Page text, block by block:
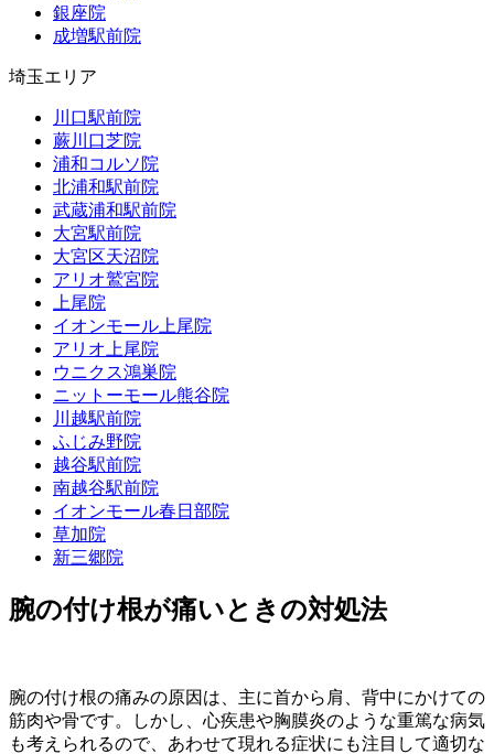
銀座院
成増駅前院
埼玉エリア
川口駅前院
蕨川口芝院
浦和コルソ院
北浦和駅前院
武蔵浦和駅前院
大宮駅前院
大宮区天沼院
アリオ鷲宮院
上尾院
イオンモール上尾院
アリオ上尾院
ウニクス鴻巣院
ニットーモール熊谷院
川越駅前院
ふじみ野院
越谷駅前院
南越谷駅前院
イオンモール春日部院
草加院
新三郷院
腕の付け根が痛いときの対処法
腕の付け根の痛みの原因は、主に首から肩、背中にかけての
筋肉や骨です。しかし、心疾患や胸膜炎のような重篤な病気
も考えられるので、あわせて現れる症状にも注目して適切な